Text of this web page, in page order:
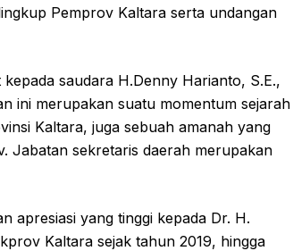
Pemprov Kaltara serta undangan
saudara H.Denny Harianto, S.E.,
ini merupakan suatu momentum sejarah
Kaltara, juga sebuah amanah yang
Jabatan sekretaris daerah merupakan
apresiasi yang tinggi kepada Dr. H.
Kaltara sejak tahun 2019, hingga